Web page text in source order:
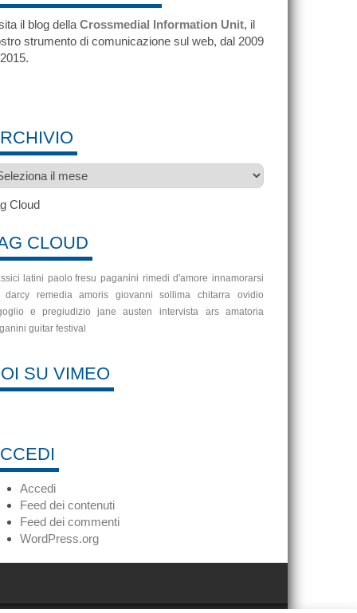
il blog della Crossmedial Information Unit, il
strumento di comunicazione sul web, dal 2009
Cloud
CLOUD
latini paolo fresu paganini rimedi d'amore innamorarsi
darcy
remedia amoris giovanni sollima chitarra
ovidio
e pregiudizio
jane austen intervista
ars amatoria
guitar festival
SU VIMEO
Accedi
Feed dei contenuti
Feed dei commenti
WordPress.org